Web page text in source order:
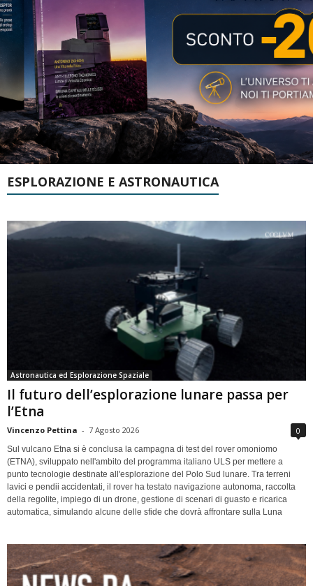
ESPLORAZIONE E ASTRONAUTICA
Astronautica ed Esplorazione Spaziale
Il futuro dell’esplorazione lunare passa per
l’Etna
Vincenzo Pettina - 7 Agosto 2026 0
Sul vulcano Etna si è conclusa la campagna di test del rover omoniomo
(ETNA), sviluppato nell'ambito del programma italiano ULS per mettere a
punto tecnologie destinate all'esplorazione del Polo Sud lunare. Tra terreni
lavici e pendii accidentati, il rover ha testato navigazione autonoma, raccolta
della regolite, impiego di un drone, gestione di scenari di guasto e ricarica
automatica, simulando alcune delle sfide che dovrà affrontare sulla Luna